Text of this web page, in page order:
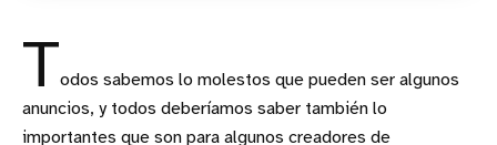
Todos sabemos lo molestos que pueden ser algunos
anuncios, y todos deberíamos saber también lo
importantes que son para algunos creadores de